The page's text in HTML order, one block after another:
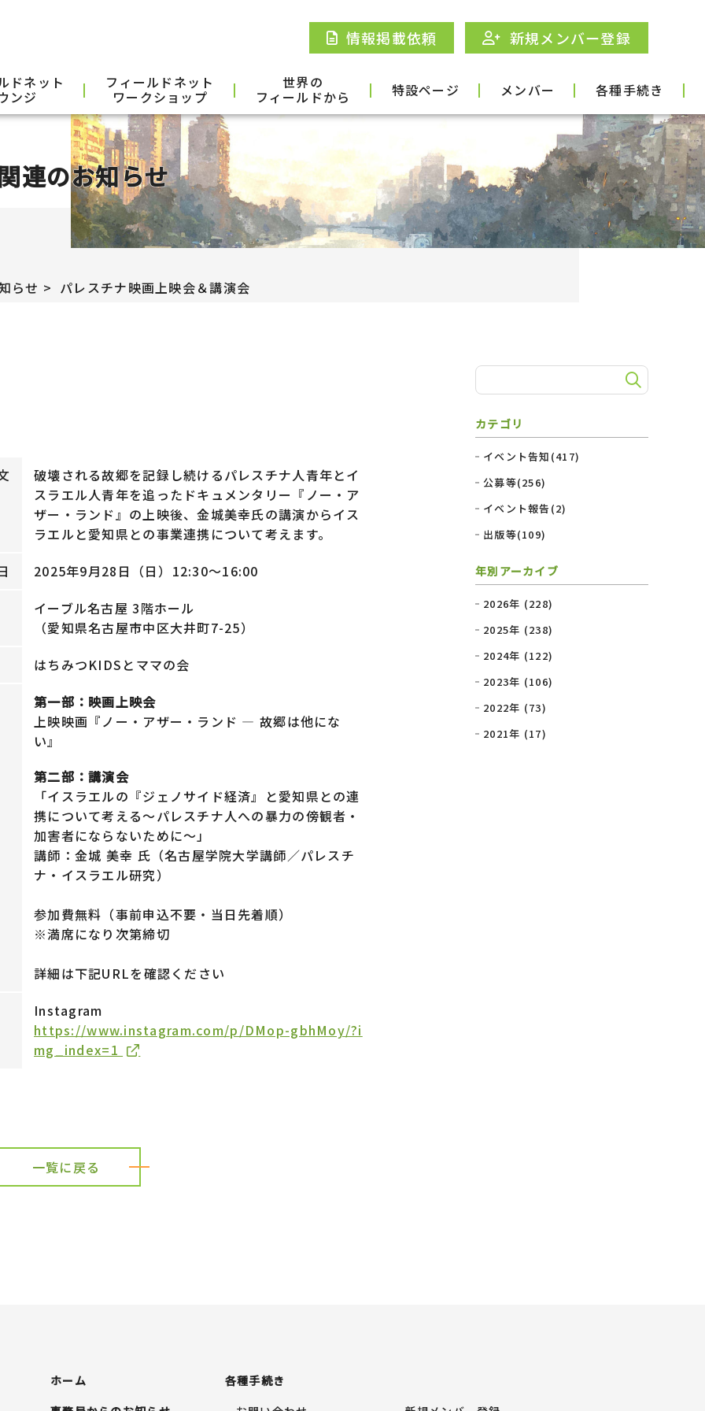
情報掲載依頼 新規メンバー登録
ドネット
ンジ
フィールドネット
ワークショップ
世界の
フィールドから 特設ページ メンバー 各種手続き
連のお知らせ
らせ パレスチナ映画上映会＆講演会
破壊される故郷を記録し続けるパレスチナ人青年とイ
スラエル人青年を追ったドキュメンタリー『ノー・ア
ザー・ランド』の上映後、金城美幸氏の講演からイス
ラエルと愛知県との事業連携について考えます。
2025年9月28日（日） 12:30～16:00
イーブル名古屋 3階ホール
（愛知県名古屋市中区大井町7-25）
はちみつKIDSとママの会
第一部：映画上映会
上映映画『ノー・アザー・ランド ― 故郷は他にな
い』
第二部：講演会
「イスラエルの『ジェノサイド経済』と愛知県との連
携について考える〜パレスチナ人への暴力の傍観者・
加害者にならないために〜」
講師：金城 美幸 氏（名古屋学院大学講師／パレスチ
ナ・イスラエル研究）
参加費無料（事前申込不要・当日先着順）
※満席になり次第締切
詳細は下記URLを確認ください
Instagram
https://www.instagram.com/p/DMop-gbhMoy/?i
mg_index=1
一覧に戻る
カテゴリ
イベント告知(417)
公募等(256)
イベント報告(2)
出版等(109)
年別アーカイブ
2026年 (228)
2025年 (238)
2024年 (122)
2023年 (106)
2022年 (73)
2021年 (17)
ホーム
各種手続き